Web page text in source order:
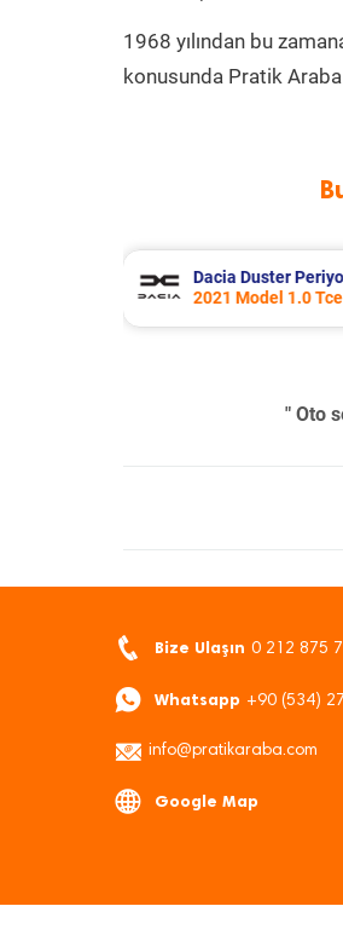
1968 yılından bu
konusunda Pratik Araba
Skoda
2017
" Oto
Bize Ulaşın 0 212 875
Whatsapp +90 (534)
info@pratikaraba.com
Google Map